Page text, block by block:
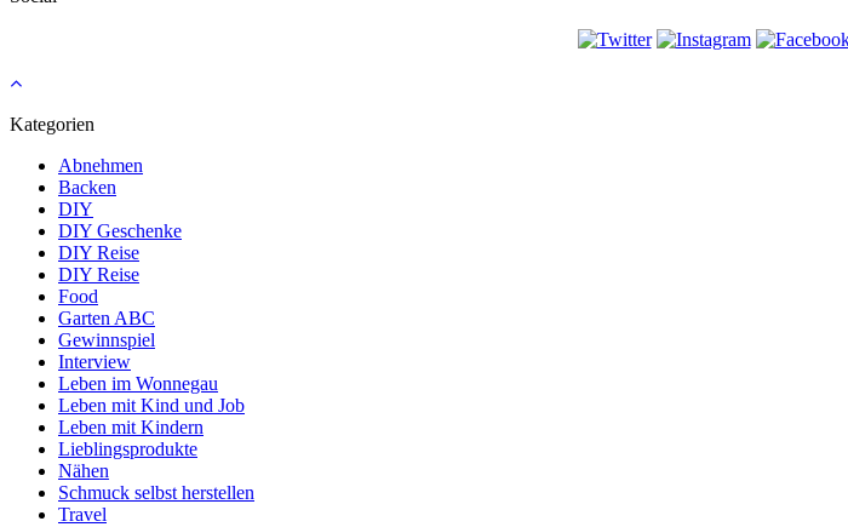
Kategorien
Abnehmen
Backen
DIY
DIY Geschenke
DIY Reise
DIY Reise
Food
Garten ABC
Gewinnspiel
Interview
Leben im Wonnegau
Leben mit Kind und Job
Leben mit Kindern
Lieblingsprodukte
Nähen
Schmuck selbst herstellen
Travel